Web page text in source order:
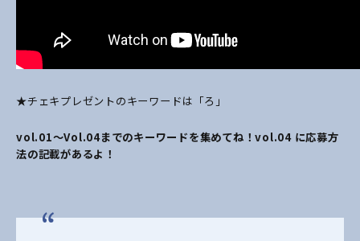
★チェキプレゼントのキーワードは「ろ」
vol.01～Vol.04までのキーワードを集めてね！vol.04 に応募方
法の記載があるよ！